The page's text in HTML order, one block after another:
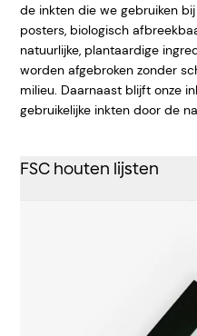
de inkten die we gebruiken
posters, biologisch
natuurlijke, plantaardige
worden afgebroken zonder
milieu. Daarnaast blijft onze
gebruikelijke inkten door de
FSC houten lijsten